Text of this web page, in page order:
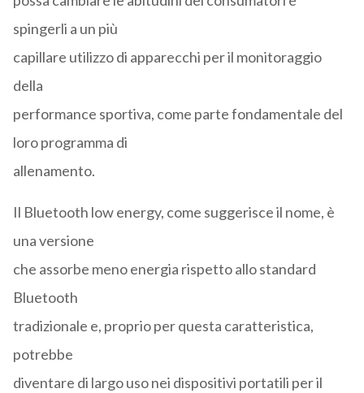
spingerli a un più
capillare utilizzo di apparecchi per il monitoraggio
della
performance sportiva, come parte fondamentale del
loro programma di
allenamento.
Il Bluetooth low energy, come suggerisce il nome, è
una versione
che assorbe meno energia rispetto allo standard
Bluetooth
tradizionale e, proprio per questa caratteristica,
potrebbe
diventare di largo uso nei dispositivi portatili per il